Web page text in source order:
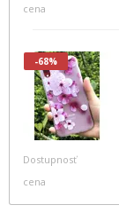
cena
-68%
Dostupnosť
cena